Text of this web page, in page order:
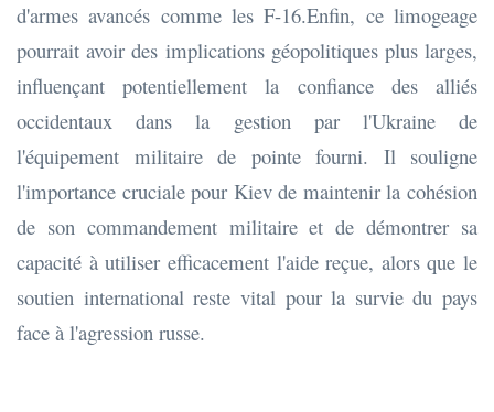
d'armes avancés comme les F-16.Enfin, ce limogeage
pourrait avoir des implications géopolitiques plus larges,
influençant potentiellement la confiance des alliés
occidentaux dans la gestion par l'Ukraine de
l'équipement militaire de pointe fourni. Il souligne
l'importance cruciale pour Kiev de maintenir la cohésion
de son commandement militaire et de démontrer sa
capacité à utiliser efficacement l'aide reçue, alors que le
soutien international reste vital pour la survie du pays
face à l'agression russe.